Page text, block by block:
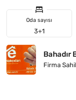
Oda sayısı
3+1
Bahadır
Firma